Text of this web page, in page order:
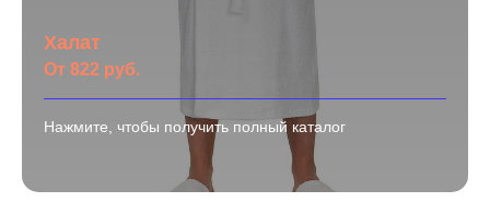
Халат
От 822 руб.
Нажмите, чтобы получить полный каталог